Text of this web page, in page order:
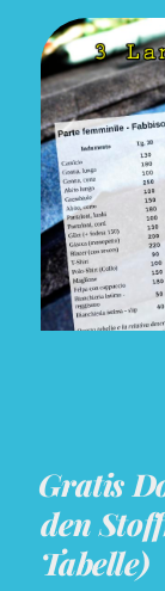
Gratis
den
Tabelle)